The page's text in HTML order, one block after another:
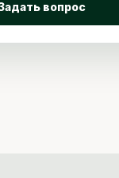
вопрос